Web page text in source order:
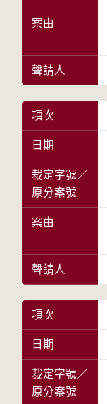
案由
聲請人
項次
日期
裁定字號／
原分案號
案由
聲請人
項次
日期
裁定字號／
原分案號